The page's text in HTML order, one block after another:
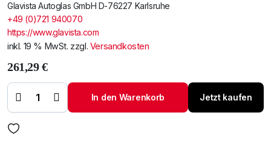
Glavista Autoglas GmbH D-76227 Karlsruhe
+49 (0)721 940070
https://www.glavista.com
inkl. 19 % MwSt. zzgl. Versandkosten
261,29€
Frontscheibe SEAT Arona
17-
Menge
In den Warenkorb Jetzt kaufen